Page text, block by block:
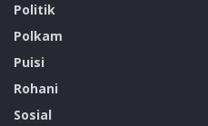
Politik
Polkam
Puisi
Rohani
Sosial